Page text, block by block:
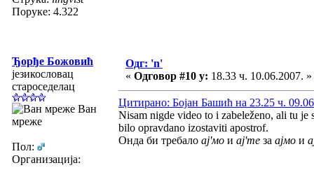
Поруке: 4.322
Ђорђе Божовић
језикословац
староседелац
Ван
мреже
Пол:
Организација:
Одг: 'n'
« Одговор #10 у: 18.33 ч. 10.06.2007. »
Цитирано: Бојан Башић на 23.25 ч.
Nisam nigde video to i zabeleženo, ali tu
bilo opravdano izostaviti apostrof.
Онда би требало ај'мо и ај'те за ајмо и